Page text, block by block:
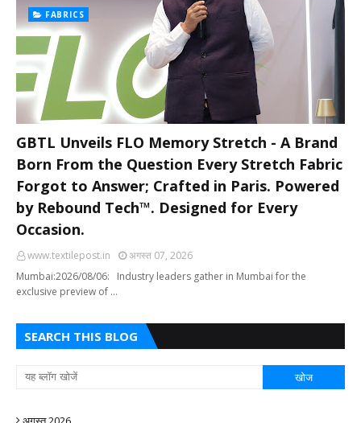
FABRICS
GBTL Unveils FLO Memory Stretch - A Brand
Born From the Question Every Stretch Fabric
Forgot to Answer; Crafted in Paris. Powered
by Rebound Tech™. Designed for Every
Occasion.
www.textilepost.in
अगस्त 07, 2026
Mumbai:2026/08/06: Industry leaders gather in Mumbai for the
exclusive preview of …
SEARCH THIS BLOG